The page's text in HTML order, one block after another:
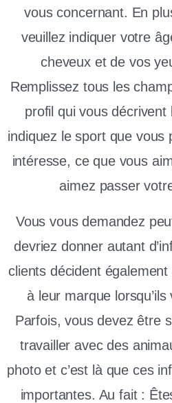
vous concernant. En
veuillez indiquer votre
cheveux et de vos
Remplissez tous les
profil qui vous décrivent
indiquez le sport que vous
intéresse, ce que vous
aimez passer
Vous vous demandez
devriez donner autant
clients décident
à leur marque
Parfois, vous devez être
travailler avec des
photo et c’est là que ces
importantes. Au fait :